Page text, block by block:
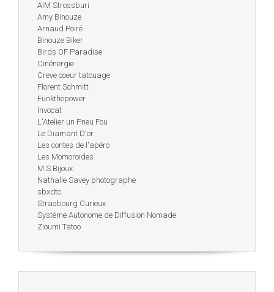
AIM Strossburi
Amy Binouze
Arnaud Poiré
Binouze Biker
Birds OF Paradise
Cinénergie
Creve coeur tatouage
Florent Schmitt
Funkthepower
Invocat
L'Atelier un Pneu Fou
Le Diamant D'or
Les contes de l'apéro
Les Momoroides
M.S Bijoux
Nathalie Savey photographe
sbxdtc
Strasbourg Curieux
Système Autonome de Diffusion Nomade
Zioumi Tatoo